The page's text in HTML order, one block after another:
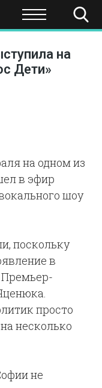
НАУКА И
на
Дети»
на одном из
в эфир
шоу
поскольку
в
Премьер-
просто
несколько
не